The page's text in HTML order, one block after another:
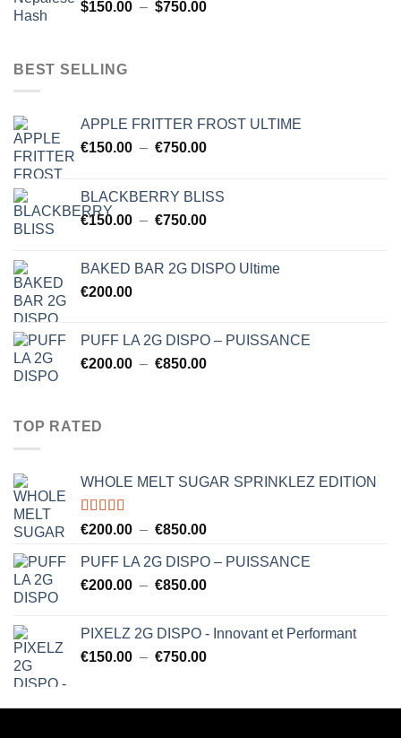
à
$150.00 – $750.00Plage
BEST SELLING
APPLE FRITTER FROST ULTIME
€150.00 – €750.00Plage
€150.00
à
BLACKBERRY BLISS
€150.00 – €750.00Plage
€150.00
BAKED BAR 2G DISPO Ultime
€200.00
PUFF LA 2G DISPO – PUISSANCE
€200.00 – €850.00Plage
TOP RATED
WHOLE MELT SUGAR SPRINKLEZ EDITION
Note5.00
€200.00 – €850.00Plage
prix :
€200.00
PUFF LA 2G DISPO – PUISSANCE
€200.00 – €850.00Plage
€200.00
à
PIXELZ 2G DISPO - Innovant et Performant
€150.00 – €750.00Plage
€150.00